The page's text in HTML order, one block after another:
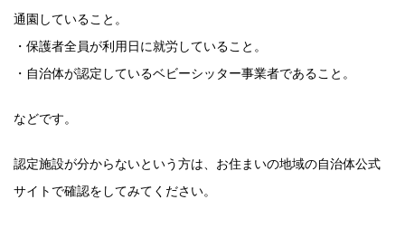
通園していること。
・保護者全員が利用日に就労していること。
・自治体が認定しているベビーシッター事業者であること。
などです。
認定施設が分からないという方は、お住まいの地域の自治体公式
サイトで確認をしてみてください。